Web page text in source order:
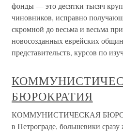
фонды — это десятки тысяч
чиновников, исправно
скромной до весьма и весьма
новосозданных еврейских
представительств, курсов по
БЮРОКРАТИЯ
КОММУНИСТИЧЕСКАЯ
в Петрограде, большевики сразу